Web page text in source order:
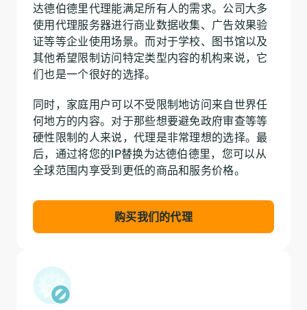
达德伯德里代理能满足所有人的需求。公司大多
使用代理服务器进行商业数据收集、广告效果验
证等等企业使用场景。而对于学校、图书馆以及
其他希望限制访问特定类型内容的机构来说，它
们也是一个很好的选择。
同时，家庭用户可以不受限制地访问来自世界任
何地方的内容。对于那些想要避免政府审查等等
硬性限制的人来说，代理是非常理想的选择。最
后，通过将您的IP替换为达德伯德里，您可以从
全球范围内享受到更低的商品和服务价格。
购买我们的代理